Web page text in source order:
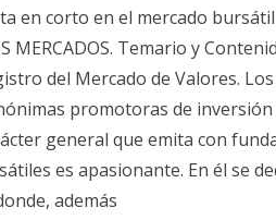
en corto en el mercado bursátil
MERCADOS. Temario y
del Mercado de Valores.
promotoras de
general que emita con
es apasionante. En él se
además